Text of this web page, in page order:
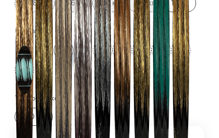
0.08 кг 0.16 кг 0.5 кг 0.8 кг 10 кг
Цвета:
Термостойкость:
150 °C